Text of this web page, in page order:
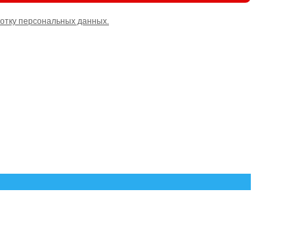
персональных данных.